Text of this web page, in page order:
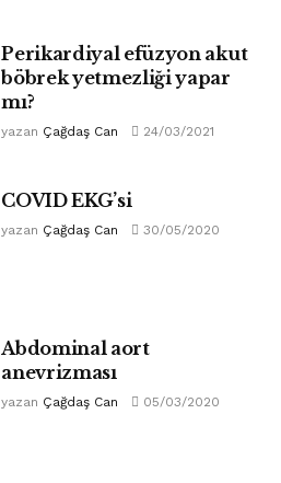
Perikardiyal efüzyon akut
böbrek yetmezliği yapar
mı?
yazan Çağdaş Can 24/03/2021
COVID EKG’si
yazan Çağdaş Can 30/05/2020
Abdominal aort
anevrizması
yazan Çağdaş Can 05/03/2020